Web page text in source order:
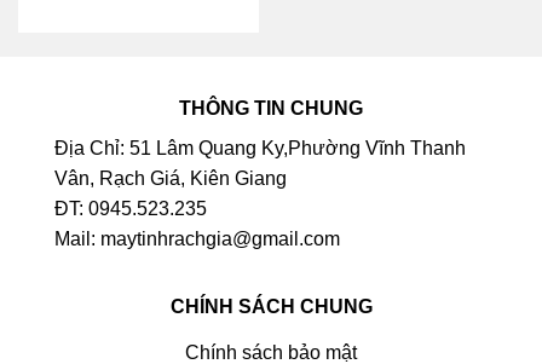
THÔNG TIN CHUNG
Địa Chỉ: 51 Lâm Quang Ky,Phường Vĩnh Thanh
Vân, Rạch Giá, Kiên Giang
ĐT: 0945.523.235
Mail: maytinhrachgia@gmail.com
CHÍNH SÁCH CHUNG
Chính sách bảo mật